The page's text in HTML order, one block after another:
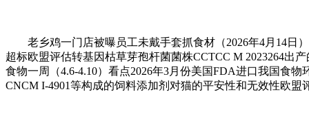
老乡鸡一门店被曝员工未戴手套抓食材（2026年4月14日）
超标欧盟评估转基因枯草芽孢杆菌菌株CCTCC M 2023264出
食物一周（4.6-4.10）看点2026年3月份美国FDA进口我国食
CNCM I-4901等构成的饲料添加剂对猫的平安性和无效性欧